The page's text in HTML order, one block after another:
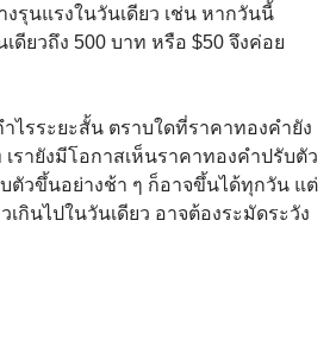
รุนแรงในวันเดียว เช่น หากวันนี้
ดียวถึง 500 บาท หรือ $50 จึงค่อย
ไรระยะสั้น ตราบใดที่ราคาทองคำยัง
เรายังมีโอกาสเห็นราคาทองคำปรับตัว
ตัวขึ้นอย่างช้า ๆ ก็อาจขึ้นได้ทุกวัน แต่
กินไปในวันเดียว อาจต้องระมัดระวัง